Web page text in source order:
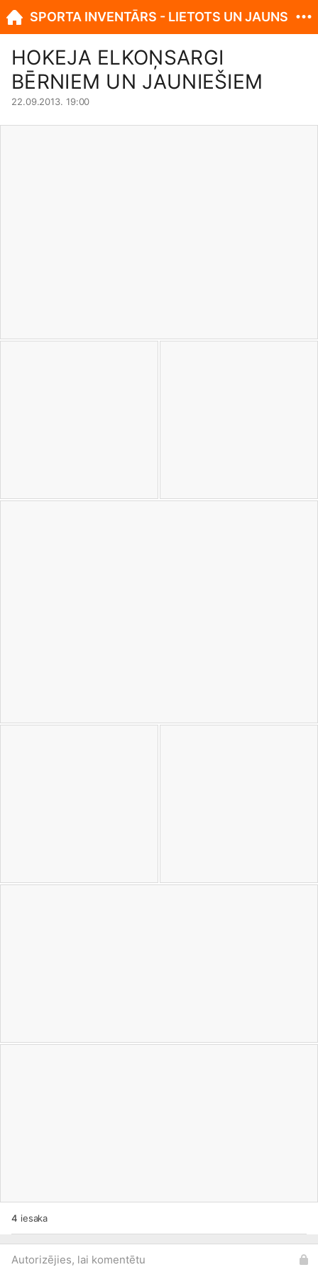
HOKEJA ELKOŅSARGI
BĒRNIEM UN JAUNIEŠIEM
22.09.2013. 19:00
4 iesaka
Autorizējies, lai komentētu
SPORTA INVENTĀRS - LIETOTS UN JAUNS